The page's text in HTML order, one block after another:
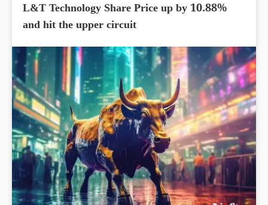
L&T Technology Share Price up by 10.88%
and hit the upper circuit